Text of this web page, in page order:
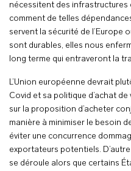
nécessitent des infrastructures
comment de telles
servent la sécurité de l’Europe
sont durables, elles nous
long terme qui entraveront la
L’Union européenne devrait
Covid et sa politique d’achat
sur la proposition d’acheter
manière à minimiser le besoin
éviter une concurrence
exportateurs potentiels.
se déroule alors que certains